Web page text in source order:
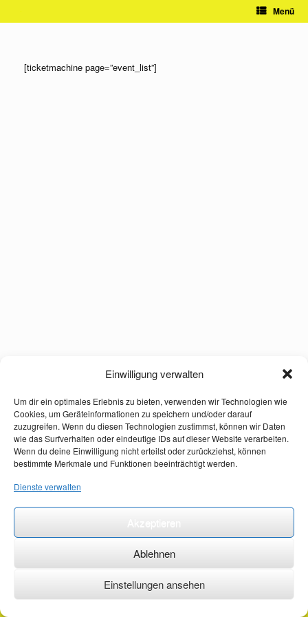
Einwilligung verwalten
Um dir ein optimales Erlebnis zu bieten, verwenden wir Technologien wie
Cookies, um Geräteinformationen zu speichern und/oder darauf
zuzugreifen. Wenn du diesen Technologien zustimmst, können wir Daten
wie das Surfverhalten oder eindeutige IDs auf dieser Website verarbeiten.
Wenn du deine Einwilligung nicht erteilst oder zurückziehst, können
bestimmte Merkmale und Funktionen beeinträchtigt werden.
Dienste verwalten
Ablehnen
Einstellungen ansehen
Menü
[ticketmachine page=”event_list”]
©2026 ·erstehilfekurs-mauch.de ·AGB ·Datenschutzerklärung ·Impressum ·